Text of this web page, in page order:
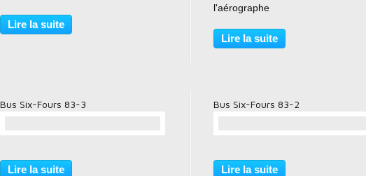
Lire la suite
l'aérographe
Lire la suite
Bus Six-Fours 83-3
Lire la suite
Bus Six-Fours 83-2
Lire la suite